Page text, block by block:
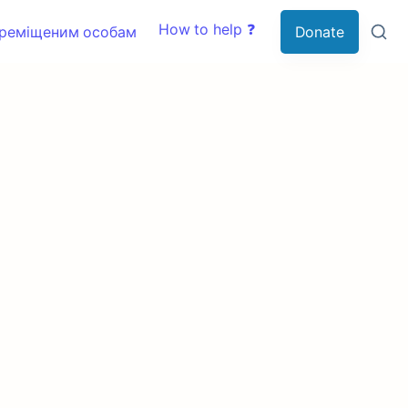
особам How to help ❓ Donate